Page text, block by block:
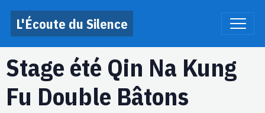
L'Écoute du Silence
Stage été Qin Na Kung
Fu Double Bâtons